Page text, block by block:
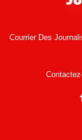
Courrier Des